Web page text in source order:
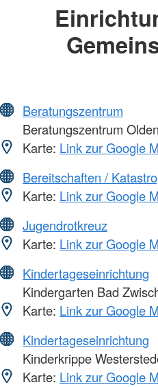
Beratungszentrum
Beratungszentrum
Karte: Link zur Google
Bereitschaften /
Karte: Link zur Google
Jugendrotkreuz
Karte: Link zur Google
Kindertageseinrichtung
Kindergarten Bad
Karte: Link zur Google
Kindertageseinrichtung
Kinderkrippe
Karte: Link zur Google